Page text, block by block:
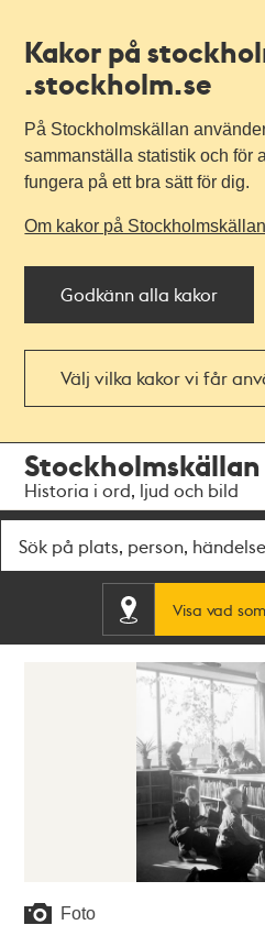
Kakor på
.stockholm.se
På Stockholmskällan
sammanställa statistik och för
fungera på ett bra sätt för dig.
Om kakor på Stockholmskällan
Godkänn alla kakor
Välj vilka kakor vi får
navigationen
huvudinnehållet
Stockholmskällan
Historia i ord, ljud och bild
Visa vad
Foto